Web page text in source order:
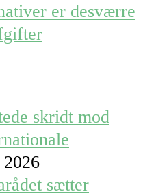
er desværre
skridt mod
sætter